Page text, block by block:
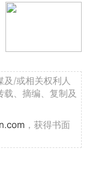
/或相关权利人
、摘编、复制及
，获得书面